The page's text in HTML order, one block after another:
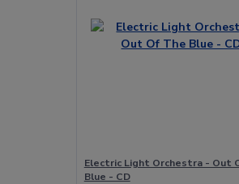
Electric Light Orchestra - Out
Blue - CD